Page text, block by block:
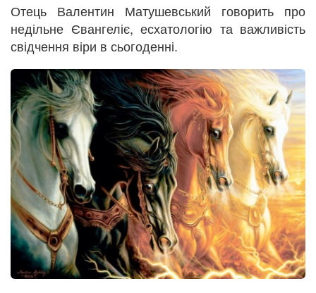
Отець Валентин Матушевський говорить про
недільне Євангеліє, есхатологію та важливість
свідчення віри в сьогоденні.